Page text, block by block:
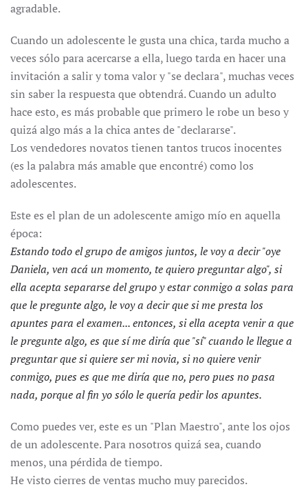
agradable.
Cuando un adolescente le gusta una chica, tarda mucho a
veces sólo para acercarse a ella, luego tarda en hacer una
invitación a salir y toma valor y "se declara", muchas veces
sin saber la respuesta que obtendrá. Cuando un adulto
hace esto, es más probable que primero le robe un beso y
quizá algo más a la chica antes de "declararse".
Los vendedores novatos tienen tantos trucos inocentes
(es la palabra más amable que encontré) como los
adolescentes.
Este es el plan de un adolescente amigo mío en aquella
época:
Estando todo el grupo de amigos juntos, le voy a decir "oye
Daniela, ven acá un momento, te quiero preguntar algo", si
ella acepta separarse del grupo y estar conmigo a solas para
que le pregunte algo, le voy a decir que si me presta los
apuntes para el examen... entonces, si ella acepta venir a que
le pregunte algo, es que sí me diría que "sí" cuando le llegue a
preguntar que si quiere ser mi novia, si no quiere venir
conmigo, pues es que me diría que no, pero pues no pasa
nada, porque al fin yo sólo le quería pedir los apuntes.
Como puedes ver, este es un "Plan Maestro", ante los ojos
de un adolescente. Para nosotros quizá sea, cuando
menos, una pérdida de tiempo.
He visto cierres de ventas mucho muy parecidos.